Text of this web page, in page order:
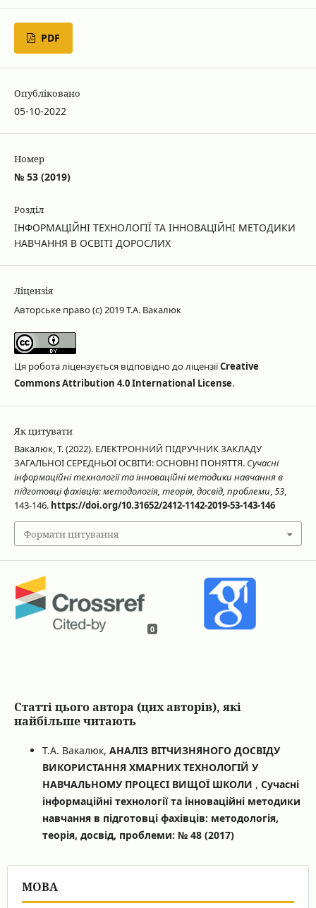
PDF
Опубліковано
05-10-2022
Номер
№ 53 (2019)
Розділ
ІНФОРМАЦІЙНІ ТЕХНОЛОГІЇ ТА ІННОВАЦІЙНІ МЕТОДИКИ
НАВЧАННЯ В ОСВІТІ ДОРОСЛИХ
Ліцензія
Авторське право (c) 2019 Т.А. Вакалюк
Ця робота ліцензується відповідно до ліцензіїCreative
Commons Attribution 4.0 International License.
Як цитувати
Вакалюк, Т. (2022). ЕЛЕКТРОННИЙ ПІДРУЧНИК ЗАКЛАДУ
ЗАГАЛЬНОЇ СЕРЕДНЬОЇ ОСВІТИ: ОСНОВНІ ПОНЯТТЯ. Сучасні
інформаційні технології та інноваційні методики навчання в
підготовці фахівців: методологія, теорія, досвід, проблеми,53,
143-146. https://doi.org/10.31652/2412-1142-2019-53-143-146
Формати цитування
0
Статті цього автора (цих авторів), які
найбільше читають
Т.А. Вакалюк, АНАЛІЗ ВІТЧИЗНЯНОГО ДОСВІДУ
ВИКОРИСТАННЯ ХМАРНИХ ТЕХНОЛОГІЙ У
НАВЧАЛЬНОМУ ПРОЦЕСІ ВИЩОЇ ШКОЛИ , Сучасні
інформаційні технології та інноваційні методики
навчання в підготовці фахівців: методологія,
теорія, досвід, проблеми: № 48 (2017)
МОВА